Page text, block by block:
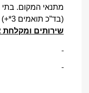
מתנאי המקום. בתי
(בד”כ תואמים 3*+) בכל מקום
שירותים ומקלחת